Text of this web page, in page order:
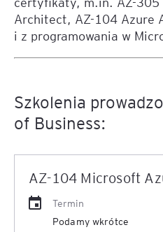
Architect, AZ-104 Azure
i z programowania w
Szkolenia
of Business:
AZ-104 Microsoft
Termin
Podamy wkrótce